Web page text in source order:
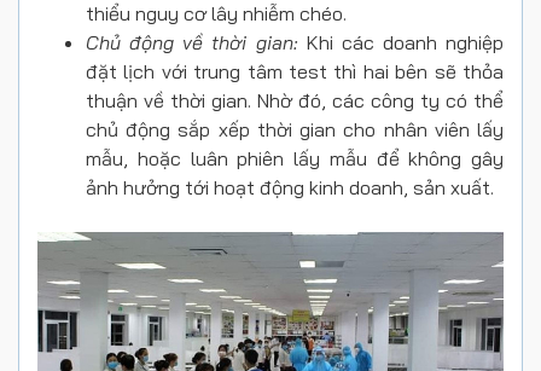
thiểu nguy cơ lây nhiễm chéo.
Chủ động về thời gian: Khi các doanh nghiệp
đặt lịch với trung tâm test thì hai bên sẽ thỏa
thuận về thời gian. Nhờ đó, các công ty có thể
chủ động sắp xếp thời gian cho nhân viên lấy
mẫu, hoặc luân phiên lấy mẫu để không gây
ảnh hưởng tới hoạt động kinh doanh, sản xuất.